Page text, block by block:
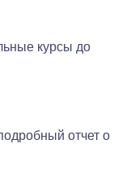
курсы до
отчет о